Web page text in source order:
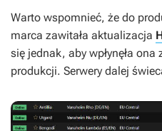
Warto wspomnieć, że do
marca zawitała aktualizacja
się jednak, aby wpłynęła
produkcji. Serwery dalej